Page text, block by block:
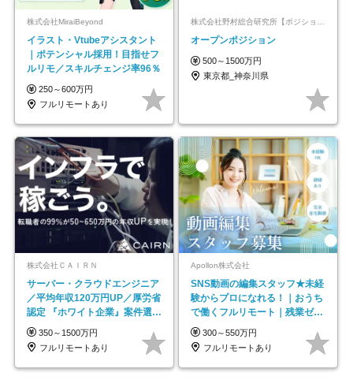
株式会社MiraiBeyond
イラスト・Vtubeアシスタント
｜ポテンシャル採用！目指せフ
ルリモ／スキルチェンジ率96％
250～600万円
フルリモートあり
株式会社野村総合研究所【ポジションマッチ登録】
オープンポジション
500～1500万円
東京都_神奈川県
株式会社ＣＡＩＲＮ
サーバー・クラウドエンジニア
／平均年収120万円UP／厚労省
認定 『ホワイト企業』案件選択
制度／年休129日
350～1500万円
フルリモートあり
Apollon株式会社
SNS動画の編集スタッフ★未経
験からプロになれる！｜おうち
で働くフルリモート｜残業ゼロ
で18時退勤◎
300～550万円
フルリモートあり